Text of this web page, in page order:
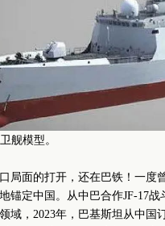
舰模型。
面的打开，还在巴铁！一度
锚定中国。从中巴合作JF-17
域，2023年，巴基斯坦从中国